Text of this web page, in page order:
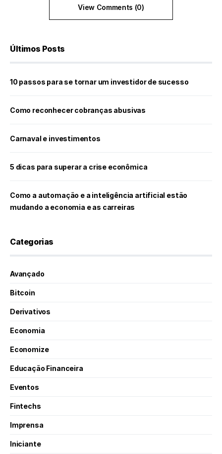
View Comments (0)
Últimos Posts
10 passos para se tornar um investidor de sucesso
Como reconhecer cobranças abusivas
Carnaval e investimentos
5 dicas para superar a crise econômica
Como a automação e a inteligência artificial estão
mudando a economia e as carreiras
Categorias
Avançado
Bitcoin
Derivativos
Economia
Economize
Educação Financeira
Eventos
Fintechs
Imprensa
Iniciante